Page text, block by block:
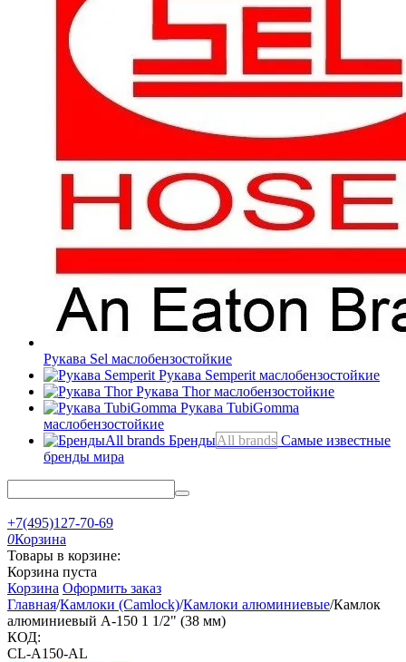
Рукава Sel маслобензостойкие
Рукава Semperit маслобензостойкие
Рукава Thorмаслобензостойкие
Рукава TubiGomma
маслобензостойкие
БрендыAll brands Самые известные
бренды мира
+7(495)127-70-69
0Корзина
Товары в корзине:
Корзина пуста
Корзина Оформить заказ
Главная/Камлоки (Camlock)/Камлоки алюминиевые/Камлок
алюминиевый A-150 1 1/2" (38 мм)
КОД:
CL-A150-AL